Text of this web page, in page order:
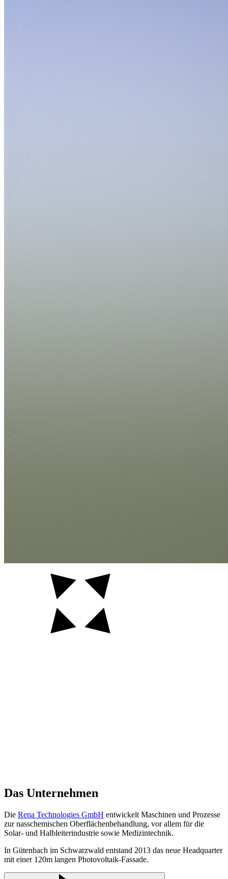
Das Unternehmen
Die Rena Technologies GmbH entwickelt Maschinen und Prozesse
zur nasschemischen Oberflächenbehandlung, vor allem für die
Solar- und Halbleiterindustrie sowie Medizintechnik.
In Gütenbach im Schwarzwald entstand 2013 das neue Headquarter
mit einer 120m langen Photovoltaik-Fassade.